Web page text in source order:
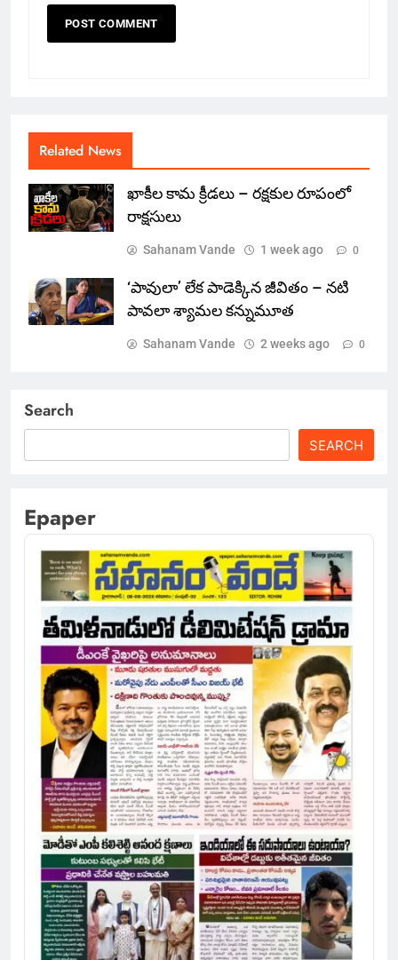
Related News
ఖాకీల కామ క్రీడలు – రక్షకుల రూపంలో
రాక్షసులు
Sahanam Vande 1 week ago 0
‘పావులా’ లేక పాడెక్కిన జీవితం – నటి
పావలా శ్యామల కన్నుమూత
Sahanam Vande 2 weeks ago 0
Search
SEARCH
Epaper